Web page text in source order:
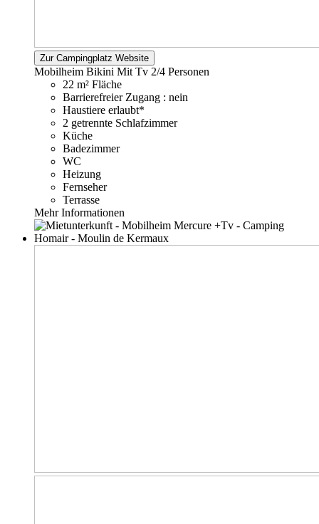
Zur Campingplatz Website
Mobilheim Bikini Mit Tv 2/4 Personen
22 m² Fläche
Barrierefreier Zugang : nein
Haustiere erlaubt*
2 getrennte Schlafzimmer
Küche
Badezimmer
WC
Heizung
Fernseher
Terrasse
Mehr Informationen